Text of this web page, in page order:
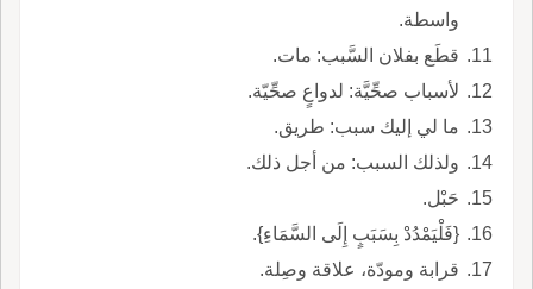
واسطة.
قطَع بفلان السَّبب: مات.
لأسباب صحِّيَّة: لدواعٍ صحِّيّة.
ما لي إليك سبب: طريق.
ولذلك السبب: من أجل ذلك.
حَبْل.
{فَلْيَمْدُدْ بِسَبَبٍ إِلَى السَّمَاءِ}.
قرابة ومودّة، علاقة وصِلة.